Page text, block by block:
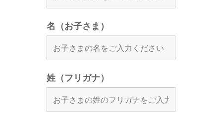
名（お子さま）
姓（フリガナ）